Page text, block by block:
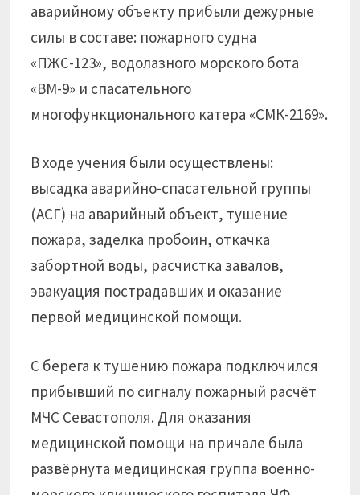
аварийному объекту прибыли дежурные
силы в составе: пожарного судна
«ПЖС-123», водолазного морского бота
«ВМ-9» и спасательного
многофункционального катера «СМК-2169».
В ходе учения были осуществлены:
высадка аварийно-спасательной группы
(АСГ) на аварийный объект, тушение
пожара, заделка пробоин, откачка
забортной воды, расчистка завалов,
эвакуация пострадавших и оказание
первой медицинской помощи.
С берега к тушению пожара подключился
прибывший по сигналу пожарный расчёт
МЧС Севастополя. Для оказания
медицинской помощи на причале была
развёрнута медицинская группа военно-